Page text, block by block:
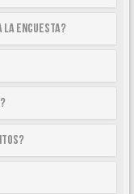
la encuesta?